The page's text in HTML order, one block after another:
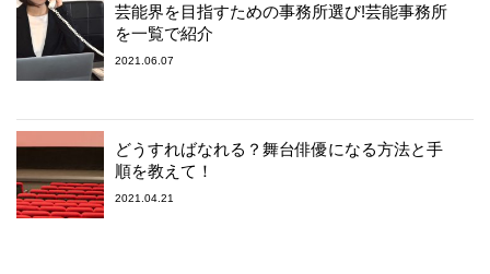
芸能界を目指すための事務所選び!芸能事務所
を一覧で紹介
2021.06.07
どうすればなれる？舞台俳優になる方法と手
順を教えて！
2021.04.21